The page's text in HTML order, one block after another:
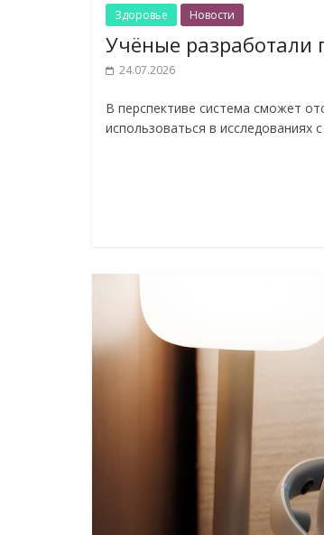
Здоровье Новости
Учёные разработали
24.07.2026
В перспективе система сможет
использоваться в исследованиях